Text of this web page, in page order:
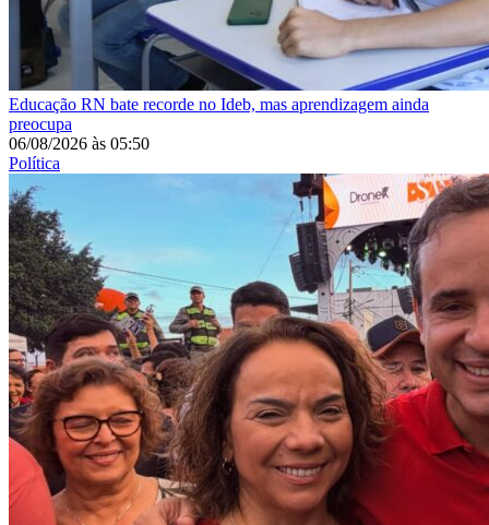
Educação RN bate recorde no Ideb, mas aprendizagem ainda
preocupa
06/08/2026 às 05:50
Política